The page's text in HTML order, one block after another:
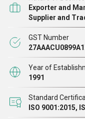
Exporter and
Supplier and
GST Number
Year of
1991
Standard
ISO 9001:2015,